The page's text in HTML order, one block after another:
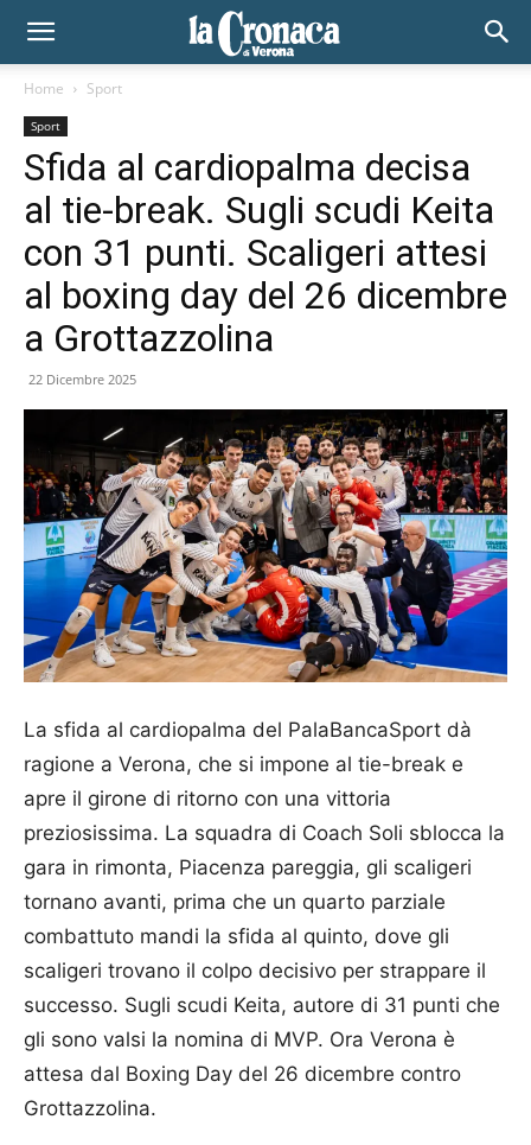
Home Sport
Sport
Sfida al cardiopalma decisa
al tie-break. Sugli scudi Keita
con 31 punti. Scaligeri attesi
al boxing day del 26 dicembre
a Grottazzolina
22 Dicembre 2025
La sfida al cardiopalma del PalaBancaSport dà
ragione a Verona, che si impone al tie-break e
apre il girone di ritorno con una vittoria
preziosissima. La squadra di Coach Soli sblocca la
gara in rimonta, Piacenza pareggia, gli scaligeri
tornano avanti, prima che un quarto parziale
combattuto mandi la sfida al quinto, dove gli
scaligeri trovano il colpo decisivo per strappare il
successo. Sugli scudi Keita, autore di 31 punti che
gli sono valsi la nomina di MVP. Ora Verona è
attesa dal Boxing Day del 26 dicembre contro
Grottazzolina.